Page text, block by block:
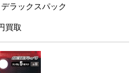
ラックスパック
買取